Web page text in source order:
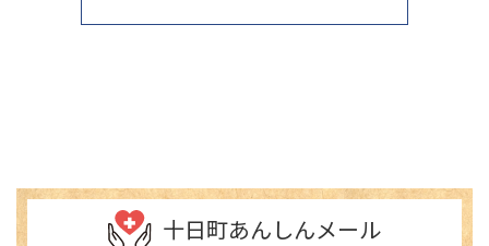
十日町あんしんメール